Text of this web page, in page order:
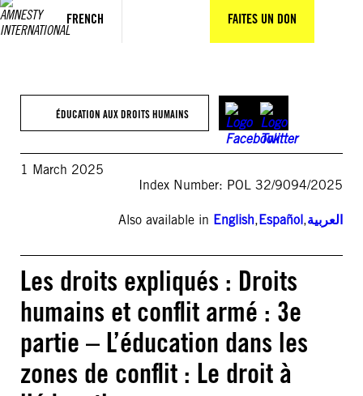
FRENCH FAITES UN DON
ÉDUCATION AUX DROITS HUMAINS
1 March 2025
Index Number: POL 32/9094/2025
Also available in English,Español,العربية
Les droits expliqués : Droits
humains et conflit armé : 3e
partie – L’éducation dans les
zones de conflit : Le droit à